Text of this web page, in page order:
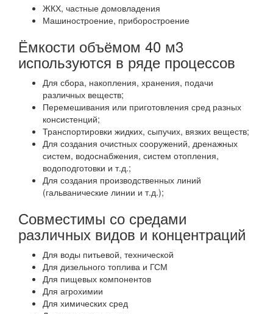
ЖКХ, частные домовладения
Машиностроение, приборостроение
Ёмкости объёмом 40 м3
используются в ряде процессов
Для сбора, накопления, хранения, подачи
различных веществ;
Перемешивания или приготовления сред разных
консистенций;
Транспортировки жидких, сыпучих, вязких веществ;
Для создания очистных сооружений, дренажных
систем, водоснабжения, систем отопления,
водоподготовки и т.д.;
Для создания производственных линий
(гальванические линии и т.д.);
Совместимы со средами
различных видов и концентраций
Для воды питьевой, технической
Для дизельного топлива и ГСМ
Для пищевых компонентов
Для агрохимии
Для химических сред